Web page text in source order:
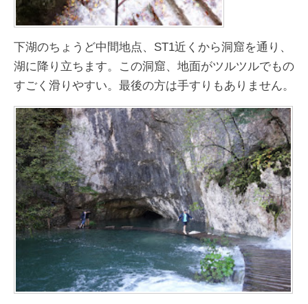
下湖のちょうど中間地点、ST1近くから洞窟を通り、
湖に降り立ちます。この洞窟、地面がツルツルでもの
すごく滑りやすい。最後の方は手すりもありません。